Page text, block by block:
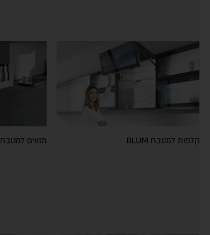
קלפות למטבח BLUM מזווים למטבח